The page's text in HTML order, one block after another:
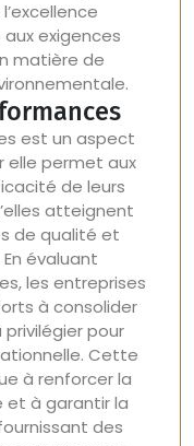
exigences
matière de
est un aspect
elle permet aux
de leurs
atteignent
de qualité et
évaluant
les entreprises
à consolider
pour
Cette
à renforcer la
et à garantir la
des